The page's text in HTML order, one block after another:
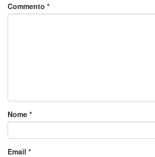
Commento *
Nome *
Email *